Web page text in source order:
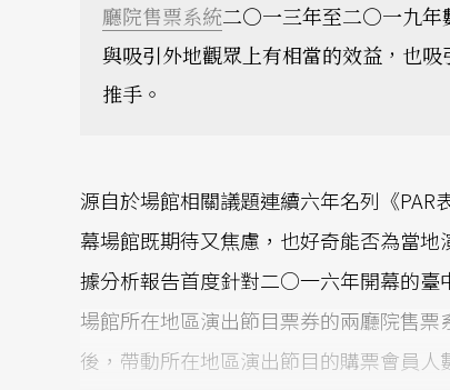
廳院售票系統二○一三年至二○一九年
與吸引外地觀眾上有相當的效益，也
推手。
源自於場館相關議題連續六年名列《
幕場館既期待又焦慮，也好奇能否為當
據分析報告首度針對二○一六年開幕的臺
場館所在地區演出節目票券的兩廳院售
後，帶動所在地區演出節目的購票會員